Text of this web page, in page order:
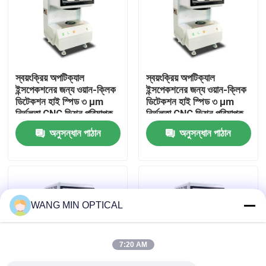
আমাদের সম্পর্কে
কারখানা ভ্রমণ
মান নিয়ন্ত্রণ
আমাদের সাথে যোগাযোগ
মামলা
স্বয়ংক্রিয় অপটিক্যাল
ইন্সপেকশনের জন্য ওয়ান-ক্লিক
ডিটেকশন হাই স্পিড ৩ μm
নির্ভুলতা CNC ভিশন পরিমাপক
যন্ত্র
অনুসন্ধান পাঠান
স্বয়ংক্রিয় অপটিক্যাল
ইন্সপেকশনের জন্য ওয়ান-ক্লিক
ডিটেকশন হাই স্পিড ৩ μm
নির্ভুলতা CNC ভিশন পরিমাপক
যন্ত্র
অনুসন্ধান পাঠান
WANG MIN OPTICAL
7:20 AM